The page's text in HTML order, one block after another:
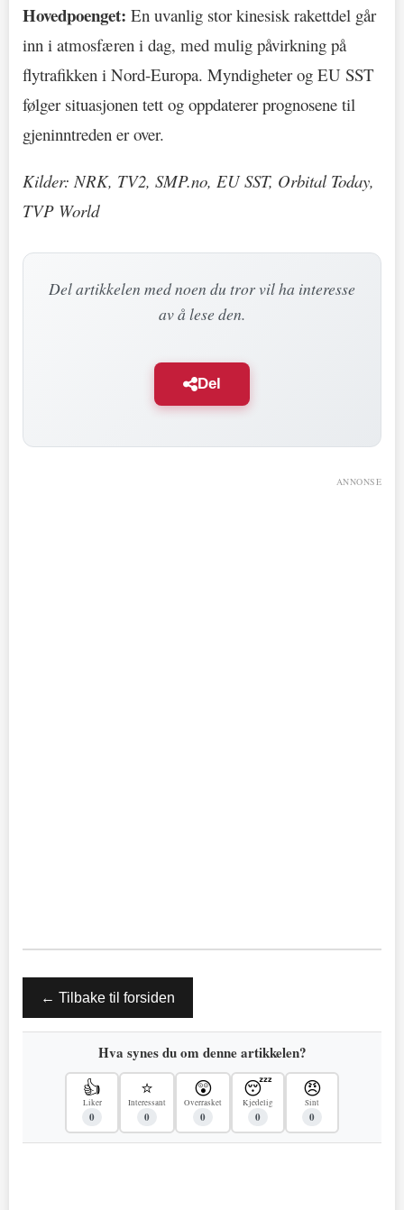
Hovedpoenget: En uvanlig stor kinesisk rakettdel går
inn i atmosfæren i dag, med mulig påvirkning på
flytrafikken i Nord-Europa. Myndigheter og EU SST
følger situasjonen tett og oppdaterer prognosene til
gjeninntreden er over.
Kilder: NRK, TV2, SMP.no, EU SST, Orbital Today,
TVP World
Del artikkelen med noen du tror vil ha interesse
av å lese den.
Del
ANNONSE
← Tilbake til forsiden
Hva synes du om denne artikkelen?
👍
Liker
0
⭐
Interessant
0
😲
Overrasket
0
😴
Kjedelig
0
😠
Sint
0